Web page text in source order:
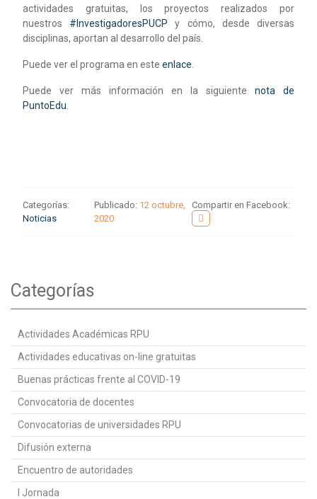
actividades gratuitas, los proyectos realizados por
nuestros #InvestigadoresPUCP y cómo, desde diversas
disciplinas, aportan al desarrollo del país.
Puede ver el programa en este enlace
Puede ver más información en la siguiente nota de
PuntoEdu
Categorías:
Noticias
Publicado: 12 octubre,
2020
Compartir en Facebook:
Categorías
Actividades Académicas RPU
Actividades educativas on-line gratuitas
Buenas prácticas frente al COVID-19
Convocatoria de docentes
Convocatorias de universidades RPU
Difusión externa
Encuentro de autoridades
I Jornada